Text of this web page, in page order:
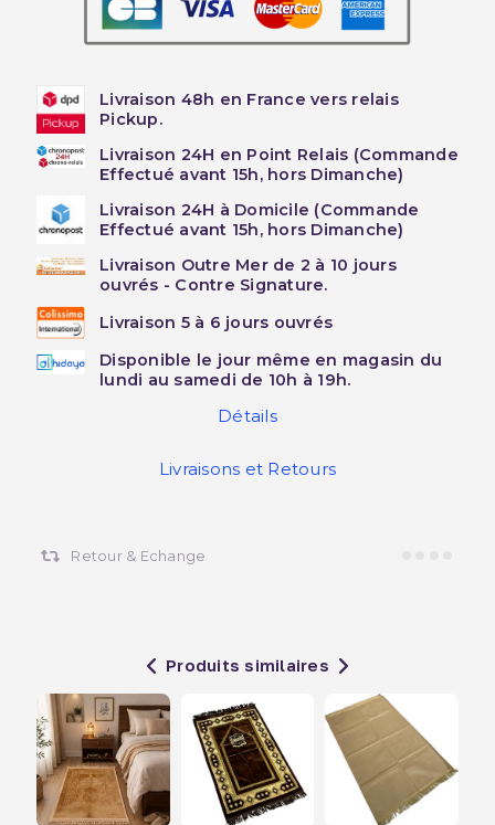
Livraison 48h en France vers relais
Pickup.
Livraison 24H en Point Relais (Commande
Effectué avant 15h, hors Dimanche)
Livraison 24H à Domicile (Commande
Effectué avant 15h, hors Dimanche)
Livraison Outre Mer de 2 à 10 jours
ouvrés - Contre Signature.
Livraison 5 à 6 jours ouvrés
Disponible le jour même en magasin du
lundi au samedi de 10h à 19h.
Détails
Livraisons et Retours
Retour & Echange
Produits similaires